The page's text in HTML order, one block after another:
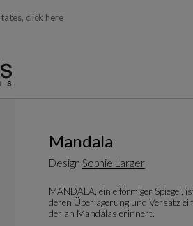
click here
Suchbegriff eingeben)
Mandala
Design Sophie Larger
MANDALA, ein eiförmiger Spiegel,
deren Überlagerung und Versatz
der an Mandalas erinnert.